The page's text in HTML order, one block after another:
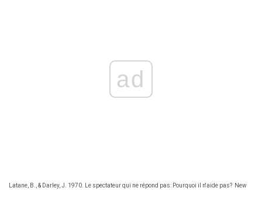
ad
Latane, B., & Darley, J. 1970. Le spectateur qui ne répond pas: Pourquoi il n'aide pas? New